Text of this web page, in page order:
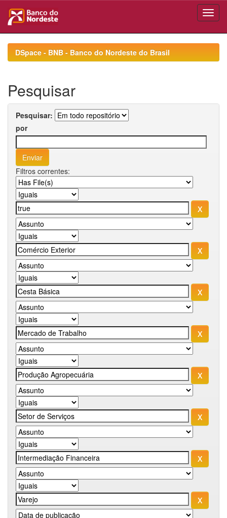
navigationDSpace - BNB - Banco do Nordeste do Brasil
Pesquisar
Pesquisar:
por
Filtros correntes: